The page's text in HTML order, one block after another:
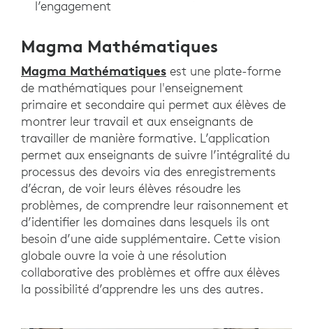
l’engagement
Magma Mathématiques
Magma Mathématiques est une plate-forme
de mathématiques pour l'enseignement
primaire et secondaire qui permet aux élèves de
montrer leur travail et aux enseignants de
travailler de manière formative. L’application
permet aux enseignants de suivre l’intégralité du
processus des devoirs via des enregistrements
d’écran, de voir leurs élèves résoudre les
problèmes, de comprendre leur raisonnement et
d’identifier les domaines dans lesquels ils ont
besoin d’une aide supplémentaire. Cette vision
globale ouvre la voie à une résolution
collaborative des problèmes et offre aux élèves
la possibilité d’apprendre les uns des autres.